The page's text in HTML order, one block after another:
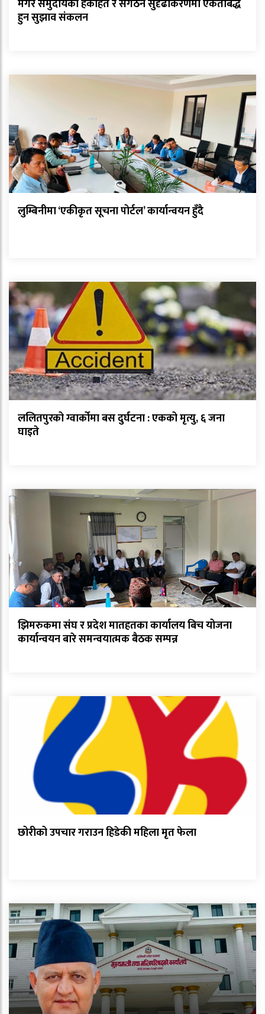
मगर समुदायको हकहित र संगठन सुदृढीकरणमा एकताबद्ध
हुन सुझाव संकलन
लुम्बिनीमा ‘एकीकृत सूचना पोर्टल’ कार्यान्वयन हुँदै
ललितपुरको ग्वार्कोमा बस दुर्घटना : एकको मृत्यु, ६ जना
घाइते
झिमरुकमा संघ र प्रदेश मातहतका कार्यालय बिच योजना
कार्यान्वयन बारे समन्वयात्मक बैठक सम्पन्न
छोरीको उपचार गराउन हिडेकी महिला मृत फेला